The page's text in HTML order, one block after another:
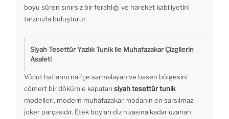
boyu süren sınırsız bir ferahlığı ve hareket kabiliyetini
tarzınızla buluşturur.
Siyah Tesettür Yazlık Tunik ile Muhafazakar Çizgilerin
Asaleti
Vücut hatlarını naifçe sarmalayan ve basen bölgesini
cömert bir dökümle kapatan siyah tesettür tunik
modelleri, modern muhafazakar modanın en sarsılmaz
joker parçasıdır. Etek boyları diz hizasına kadar uzanan